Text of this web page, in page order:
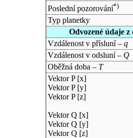
Poslední pozorování*)
Typ planetky
Odvozené údaje
Vzdálenost v přísluní – q
Vzdálenost v odsluní – Q
Oběžná doba – T
Vektor P [x]
Vektor P [y]
Vektor P [z]
Vektor Q [x]
Vektor Q [y]
Vektor Q [z]